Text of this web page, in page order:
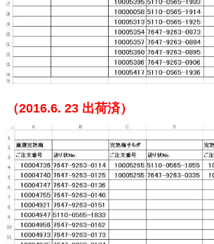
（2016.6. 23出荷済）